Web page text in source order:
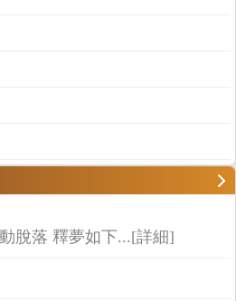
脫落 釋夢如下...[詳細]